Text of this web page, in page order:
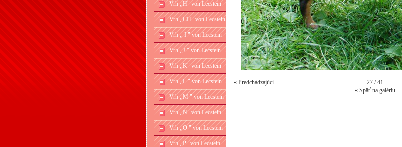
Vrh ,,H" von Lecstein
Vrh ,,CH" von Lecstein
Vrh ,, I " von Lecstein
Vrh ,,J " von Lecstein
Vrh ,,K" von Lecstein
Vrh ,,L " von Lecstein
Vrh ,,M " von Lecstein
Vrh ,,N" von Lecstein
Vrh ,,O " von Lecstein
Vrh ,,P" von Lecstein
« Predchádzajúci 27 / 41
« Späť na galériu